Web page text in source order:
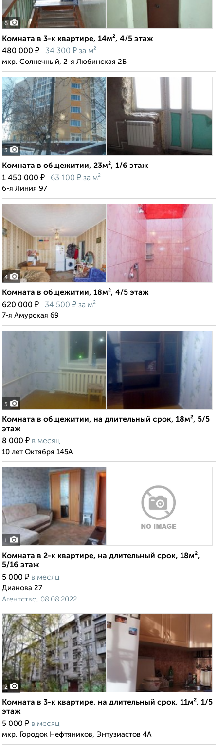
6
Комната в 3-к квартире, 14м², 4/5 этаж
480 000 ₽ 34 300 ₽ за м²
мкр. Солнечный, 2-я Любинская 2Б
3
Комната в общежитии, 23м², 1/6 этаж
1 450 000 ₽ 63 100 ₽ за м²
6-я Линия 97
4
Комната в общежитии, 18м², 4/5 этаж
620 000 ₽ 34 500 ₽ за м²
7-я Амурская 69
5
Комната в общежитии, на длительный срок, 18м², 5/5
этаж
8 000 ₽ в месяц
10 лет Октября 145А
1
Комната в 2-к квартире, на длительный срок, 18м²,
5/16 этаж
5 000 ₽ в месяц
Дианова 27
Агентство, 08.08.2022
2
Комната в 3-к квартире, на длительный срок, 11м², 1/5
этаж
5 000 ₽ в месяц
мкр. Городок Нефтяников, Энтузиастов 4А